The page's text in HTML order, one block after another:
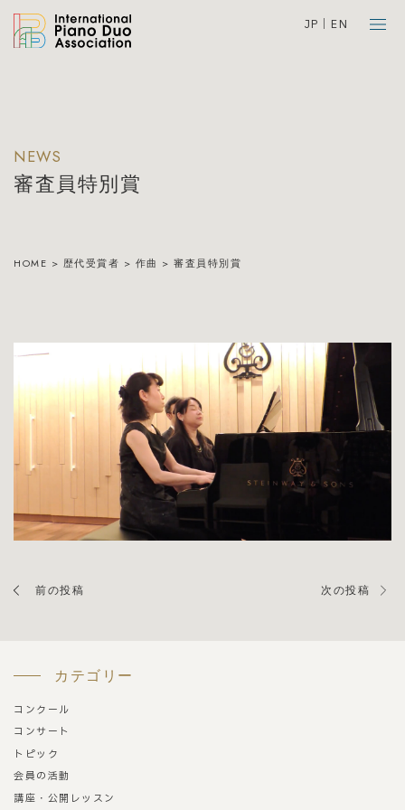
JP EN
NEWS
審査員特別賞
HOME > 歴代受賞者 > 作曲 > 審査員特別賞
前の投稿 次の投稿
カテゴリー
コンクール
コンサート
トピック
会員の活動
講座・公開レッスン